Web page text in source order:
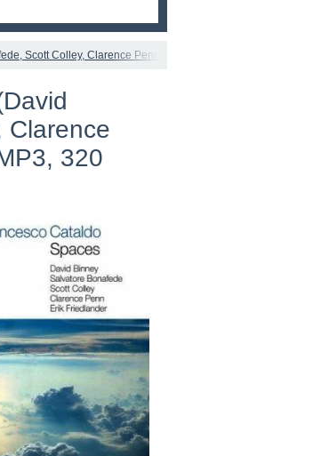
Scott Colley, Clarence Penn, Erik Friedlander) - Spaces -
Clarence
320